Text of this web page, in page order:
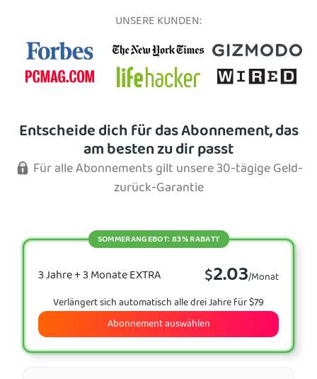
UNSERE KUNDEN:
Entscheide dich für das Abonnement, das
am besten zu dir passt
Für alle Abonnements gilt unsere 30-tägige Geld-
zurück-Garantie
3 Jahre + 3 Monate EXTRA $2.03/Monat
SOMMERANGEBOT: 83% RABATT
Verlängert sich automatisch alle drei Jahre für $79
Abonnement auswählen